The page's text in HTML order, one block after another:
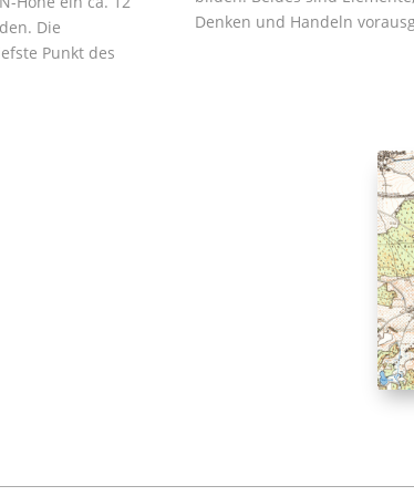
Die
Punkt des
Denken und Handeln